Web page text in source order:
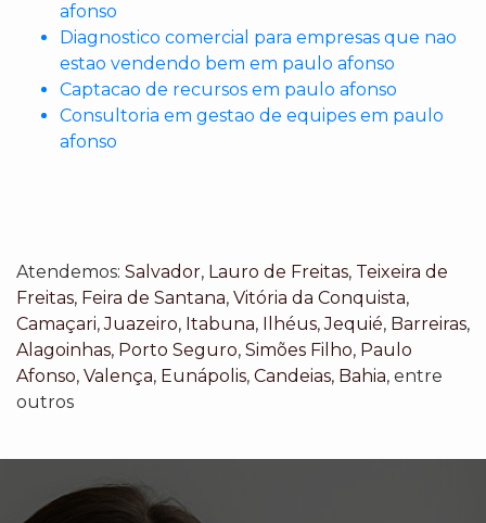
afonso
Diagnostico comercial para empresas que nao
estao vendendo bem em paulo afonso
Captacao de recursos em paulo afonso
Consultoria em gestao de equipes em paulo
afonso
Atendemos: Salvador, Lauro de Freitas, Teixeira de
Freitas, Feira de Santana, Vitória da Conquista,
Camaçari,Juazeiro, Itabuna, Ilhéus,Jequié, Barreiras,
Alagoinhas, Porto Seguro, Simões Filho, Paulo
Afonso, Valença, Eunápolis, Candeias, Bahia, entre
outros